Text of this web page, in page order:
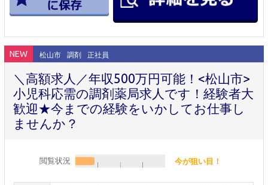
NEW 松山市 調剤 正社員
＼高額求人／年収500万円可能！<松山市>
小児科応需の調剤薬局求人です！経験者大
歓迎★今までの経験をいかしてお仕事し
ませんか？
閲覧状況 今が狙い目！